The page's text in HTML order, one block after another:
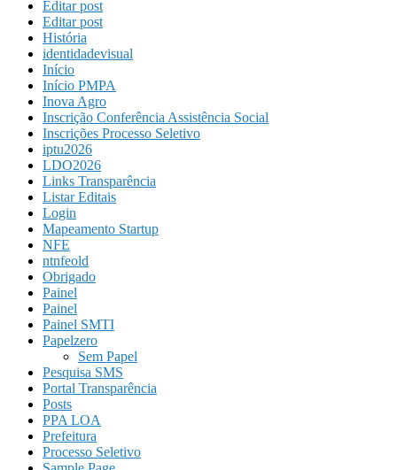
Editar post
Editar post
História
identidadevisual
Início
Início PMPA
Inova Agro
Inscrição Conferência Assistência Social
Inscrições Processo Seletivo
iptu2026
LDO2026
Links Transparência
Listar Editais
Login
Mapeamento Startup
NFE
ntnfeold
Obrigado
Painel
Painel
Painel SMTI
Papelzero
Sem Papel
Pesquisa SMS
Portal Transparência
Posts
PPA LOA
Prefeitura
Processo Seletivo